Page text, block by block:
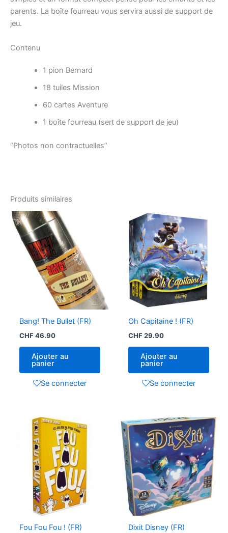
parents. La boîte fourreau vous servira aussi de support de
jeu.
Contenu
1 pion Bernard
18 tuiles Mission
60 cartes Aventure
1 boîte fourreau (sert de support de jeu)
“Photos non contractuelles”
Produits similaires
Bang! The Bullet (FR)
CHF46.90
Ajouter au
panier
Se connecter
Oh Capitaine ! (FR)
CHF29.90
Ajouter au
panier
Se connecter
Fou Fou Fou ! (FR) Dixit Disney (FR)